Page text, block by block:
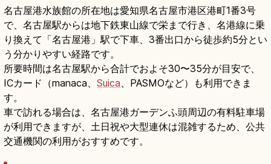
名古屋港水族館の所在地は愛知県名古屋市港区港町1番3号
で、名古屋駅からは地下鉄東山線で栄まで行き、名港線に乗
り換えて「名古屋港」駅で下車、3番出口から徒歩約5分とい
う分かりやすい経路です。
所要時間は名古屋駅から合計でおよそ30〜35分が目安で、
ICカード（manaca、 Suica、PASMOなど）も利用できま
す。
車で訪れる場合は、名古屋港ガーデンふ頭周辺の有料駐車場
が利用できますが、土日祝や大型連休は混雑するため、公共
交通機関の利用がおすすめです。